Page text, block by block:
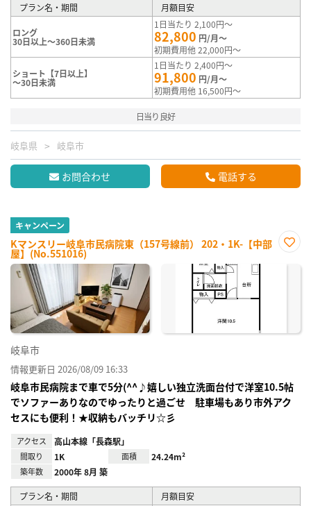
プラン名・期間 月額目安
ロング
30日以上～360日未満
1日当たり 2,100円～
82,800 円/月～
初期費用他 22,000円～
ショート【7日以上】
～30日未満
1日当たり 2,400円～
91,800 円/月～
初期費用他 16,500円～
日当り良好
岐阜県 岐阜市
お問合わせ 電話する
キャンペーン
Kマンスリー岐阜市民病院東（157号線前） 202・1K-【中部
屋】(No.551016)
に入
岐阜市
情報更新日 2026/08/09 16:33
岐阜市民病院まで車で5分(^^♪嬉しい独立洗面台付で洋室10.5帖
でソファーありなのでゆったりと過ごせ 駐車場もあり市外アク
セスにも便利！★収納もバッチリ☆彡
アクセス 高山本線「長森駅」
間取り 1K 面積 24.24m²
築年数 2000年 8月 築
プラン名・期間 月額目安